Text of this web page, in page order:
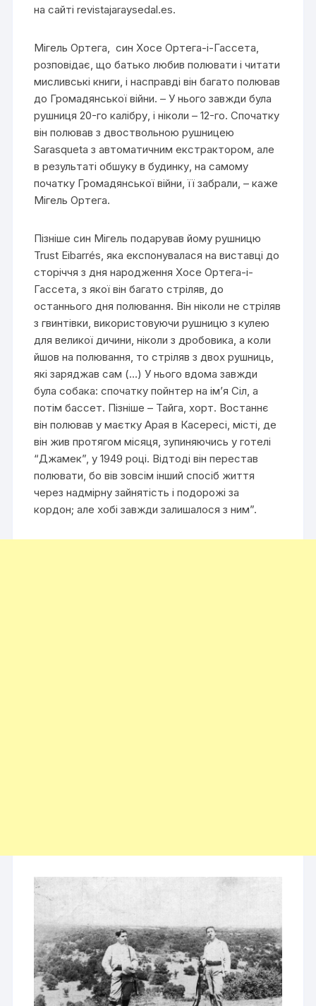
на сайті revistajaraysedal.es.
Мігель Ортега, син Хосе Ортега-і-Гассета,
розповідає, що батько любив полювати і читати
мисливські книги, і насправді він багато полював
до Громадянської війни. – У нього завжди була
рушниця 20-го калібру, і ніколи – 12-го. Спочатку
він полював з двоствольною рушницею
Sarasqueta з автоматичним екстрактором, але
в результаті обшуку в будинку, на самому
початку Громадянської війни, її забрали, – каже
Мігель Ортега.
Пізніше син Мігель подарував йому рушницю
Trust Eibarrés, яка експонувалася на виставці до
сторіччя з дня народження Хосе Ортега-і-
Гассета, з якої він багато стріляв, до
останнього дня полювання. Він ніколи не стріляв
з гвинтівки, використовуючи рушницю з кулею
для великої дичини, ніколи з дробовика, а коли
йшов на полювання, то стріляв з двох рушниць,
які заряджав сам (…) У нього вдома завжди
була собака: спочатку пойнтер на ім’я Сіл, а
потім бассет. Пізніше – Тайга, хорт. Востаннє
він полював у маєтку Арая в Касересі, місті, де
він жив протягом місяця, зупиняючись у готелі
“Джамек”, у 1949 році. Відтоді він перестав
полювати, бо вів зовсім інший спосіб життя
через надмірну зайнятість і подорожі за
кордон; але хобі завжди залишалося з ним”.